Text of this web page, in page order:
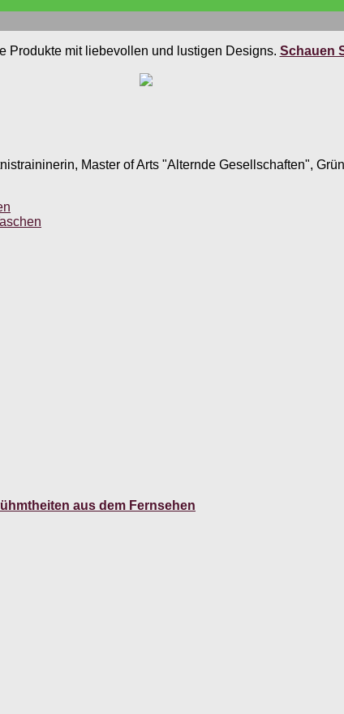
Produkte mit liebevollen und lustigen Designs. Schauen
Master of Arts "Alternde Gesellschaften",
aus dem Fernsehen